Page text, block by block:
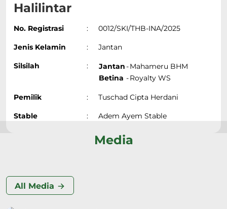
Halilintar
No. Registrasi : 0012/SKI/THB-INA/2025
Jenis Kelamin : Jantan
Silsilah : Jantan-Mahameru BHM
Betina -Royalty WS
Pemilik : Tuschad Cipta Herdani
Stable : Adem Ayem Stable
Media
All Media